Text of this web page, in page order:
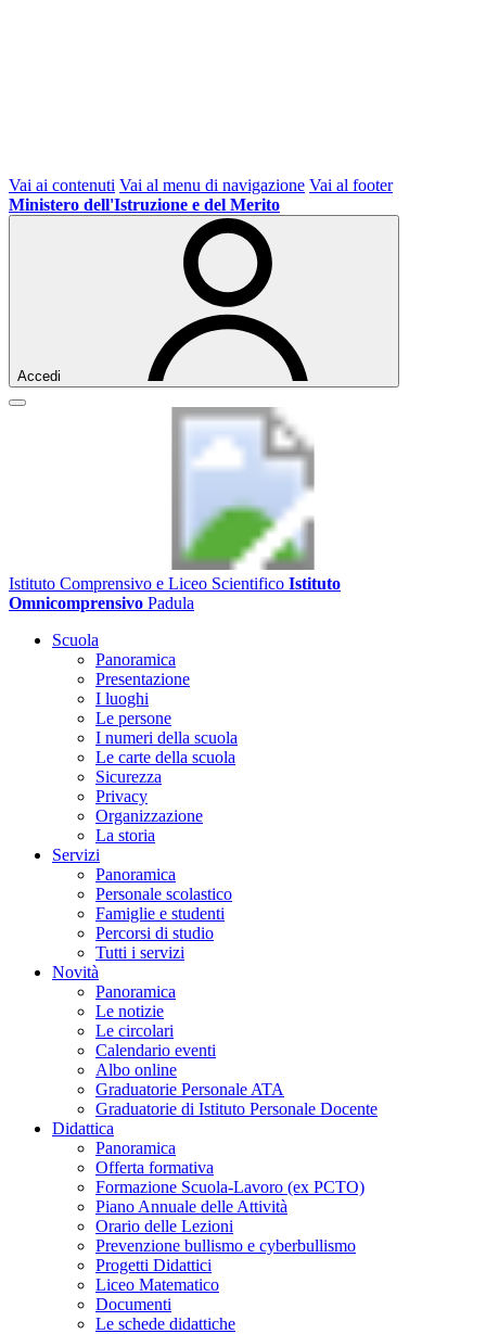
Vai ai contenuti Vai al menu di navigazione Vai al footer
Ministero dell'Istruzione e del Merito
Accedi
Istituto Comprensivo e Liceo Scientifico Istituto
Omnicomprensivo Padula
Scuola
Panoramica
Presentazione
I luoghi
Le persone
I numeri della scuola
Le carte della scuola
Sicurezza
Privacy
Organizzazione
La storia
Servizi
Panoramica
Personale scolastico
Famiglie e studenti
Percorsi di studio
Tutti i servizi
Novità
Panoramica
Le notizie
Le circolari
Calendario eventi
Albo online
Graduatorie Personale ATA
Graduatorie di Istituto Personale Docente
Didattica
Panoramica
Offerta formativa
Formazione Scuola-Lavoro (ex PCTO)
Piano Annuale delle Attività
Orario delle Lezioni
Prevenzione bullismo e cyberbullismo
Progetti Didattici
Liceo Matematico
Documenti
Le schede didattiche